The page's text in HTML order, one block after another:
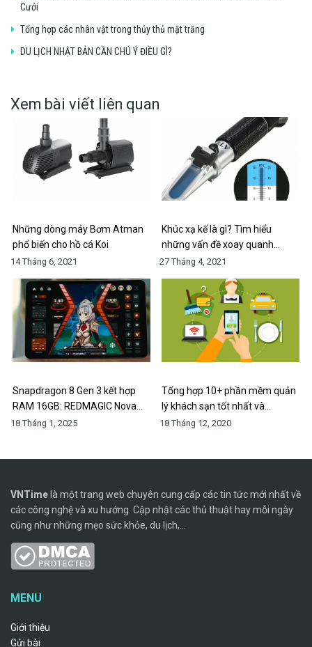
Cưới
Tổng hợp các nhân vật trong thủy thủ mặt trăng
DU LỊCH NHẬT BẢN CẦN CHÚ Ý ĐIỀU GÌ?
Xem bài viết liên quan
Những dòng máy Bơm Atman
phổ biến cho hồ cá Koi
14 Tháng 6, 2021
Khúc xạ kế là gì? Tìm hiểu
những vấn đề xoay quanh…
27 Tháng 4, 2021
Snapdragon 8 Gen 3 kết hợp
RAM 16GB: REDMAGIC Nova…
18 Tháng 1, 2025
Tổng hợp 10+ phần mềm quản
lý khách sạn tốt nhất và…
18 Tháng 12, 2020
VNTime là một trang web chuyên cung cấp các tin tức mới nhất về
các công nghệ và xu hướng. Cập nhật các thủ thuật hay mỗi ngày
cũng như những mẹo sức khỏe, du lịch,...
MENU
Giới thiệu
Gửi bài